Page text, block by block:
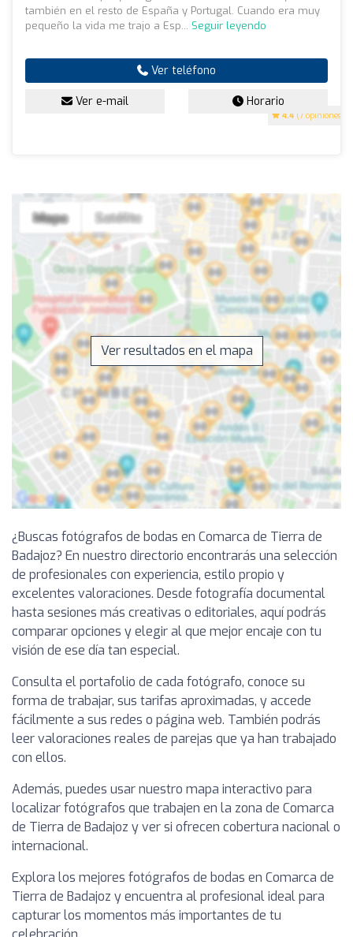
4.4 (7 opiniones)
también en el resto de España y Portugal. Cuando era muy
pequeño la vida me trajo a Esp... Seguir leyendo
Ver teléfono
Ver e-mail Horario
Ver resultados en el mapa
¿Buscas fotógrafos de bodas en Comarca de Tierra de
Badajoz? En nuestro directorio encontrarás una selección
de profesionales con experiencia, estilo propio y
excelentes valoraciones. Desde fotografía documental
hasta sesiones más creativas o editoriales, aquí podrás
comparar opciones y elegir al que mejor encaje con tu
visión de ese día tan especial.
Consulta el portafolio de cada fotógrafo, conoce su
forma de trabajar, sus tarifas aproximadas, y accede
fácilmente a sus redes o página web. También podrás
leer valoraciones reales de parejas que ya han trabajado
con ellos.
Además, puedes usar nuestro mapa interactivo para
localizar fotógrafos que trabajen en la zona de Comarca
de Tierra de Badajoz y ver si ofrecen cobertura nacional o
internacional.
Explora los mejores fotógrafos de bodas en Comarca de
Tierra de Badajoz y encuentra al profesional ideal para
capturar los momentos más importantes de tu